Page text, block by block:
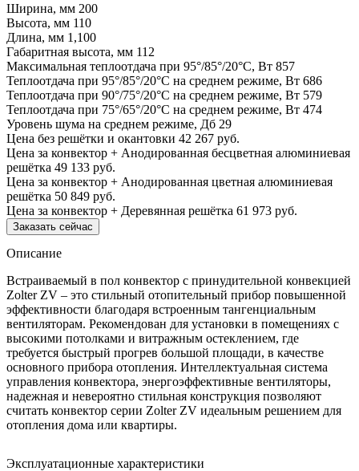
Ширина, мм 200
Высота, мм 110
Длина, мм 1,100
Габаритная высота, мм 112
Максимальная теплоотдача при 95°/85°/20°С, Вт 857
Теплоотдача при 95°/85°/20°С на среднем режиме, Вт 686
Теплоотдача при 90°/75°/20°С на среднем режиме, Вт 579
Теплоотдача при 75°/65°/20°С на среднем режиме, Вт 474
Уровень шума на среднем режиме, Дб 29
Цена без решётки и окантовки 42 267 руб.
Цена за конвектор + Анодированная бесцветная алюминиевая
решётка 49 133 руб.
Цена за конвектор + Анодированная цветная алюминиевая
решётка 50 849 руб.
Цена за конвектор + Деревянная решётка 61 973 руб.
Заказать сейчас
Описание
Встраиваемый в пол конвектор с принудительной конвекцией
Zolter ZV – это стильный отопительный прибор повышенной
эффективности благодаря встроенным тангенциальным
вентиляторам. Рекомендован для установки в помещениях с
высокими потолками и витражным остеклением, где
требуется быстрый прогрев большой площади, в качестве
основного прибора отопления. Интеллектуальная система
управления конвектора, энергоэффективные вентиляторы,
надежная и невероятно стильная конструкция позволяют
считать конвектор серии Zolter ZV идеальным решением для
отопления дома или квартиры.
Эксплуатационные характеристики